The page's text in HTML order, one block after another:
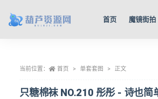
首页 魔镜街拍
当前位置： 首页 单套套图 正文
只糖棉袜 NO.210 彤彤 - 诗也